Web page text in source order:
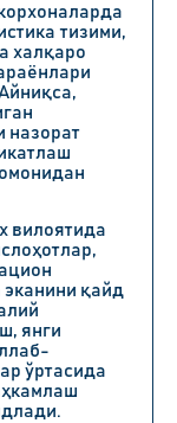
тизими,
халқаро
назорат
вилоятида
эканини қайд
янги
ўртасида